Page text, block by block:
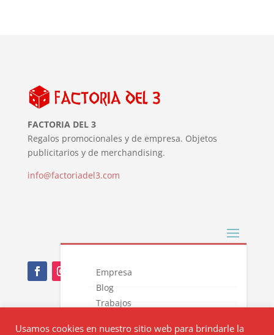
FACTORIA DEL 3
Regalos promocionales y de empresa. Objetos
publicitarios y de merchandising.
info@factoriadel3.com
Empresa
Blog
Trabajos
Nota Legal
Usamos cookies en nuestro sitio web para brindarle la